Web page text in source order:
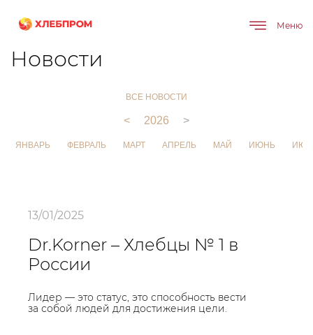
Меню
Главная О компании
Новости
ВСЕ НОВОСТИ
< 2026 >
ЯНВАРЬ ФЕВРАЛЬ МАРТ АПРЕЛЬ МАЙ ИЮНЬ
13/01/2025
Dr.Korner – Хлебцы № 1 в
России
Лидер — это статус, это способность вести
за собой людей для достижения цели.